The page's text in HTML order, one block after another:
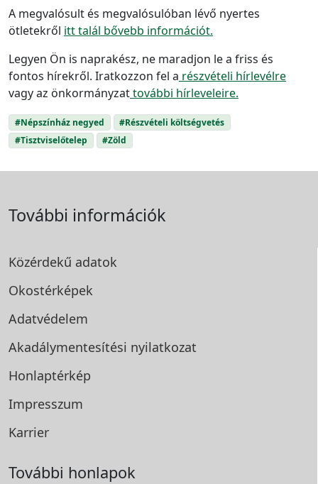
A megvalósult és megvalósulóban lévő nyertes
ötletekről itt talál bővebb információt.
Legyen Ön is naprakész, ne maradjon le a friss és
fontos hírekről. Iratkozzon fel a részvételi hírlevélre
vagy az önkormányzattovábbi hírleveleire.
#Népszínház negyed
#Részvételi költségvetés
#Tisztviselőtelep
#Zöld
További információk
Közérdekű adatok
Okostérképek
Adatvédelem
Akadálymentesítési nyilatkozat
Honlaptérkép
Impresszum
Karrier
További honlapok